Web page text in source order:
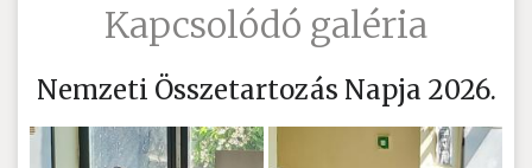
Kapcsolódó galéria
Nemzeti Összetartozás Napja 2026.